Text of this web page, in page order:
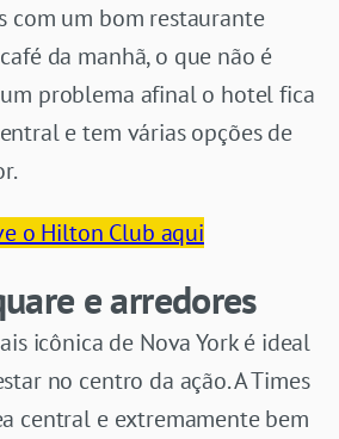
com um bom restaurante
da manhã, o que não é
problema afinal o hotel fica
e tem várias opções de
o Hilton Club aqui
e arredores
icônica de Nova York é ideal
no centro da ação. A Times
central e extremamente bem